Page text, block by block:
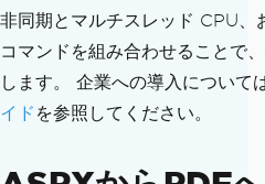
非同期とマルチスレッド CPU、
コマンドを組み合わせることで
します。 企業への導入については
イド を参照してください。